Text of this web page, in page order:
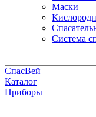
Маски
Система
СпасВей
Каталог
Приборы